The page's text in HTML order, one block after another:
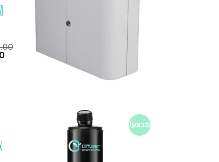
המחיר
מבצע!